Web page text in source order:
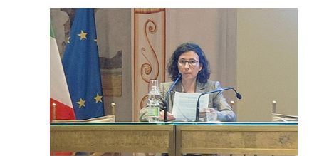
Arts
celebrates
its
most
festive
day